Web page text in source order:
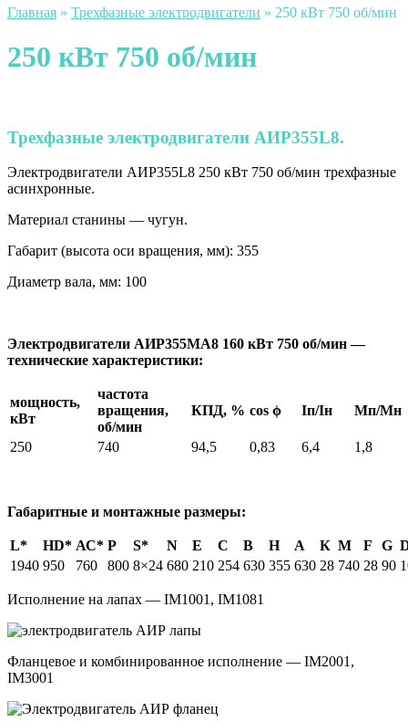
Главная » Трехфазные электродвигатели » 250 кВт 750 об/мин
250 кВт 750 об/мин
Трехфазные электродвигатели АИР355L8.
Электродвигатели АИР355L8 250 кВт 750 об/мин трехфазные
асинхронные.
Материал станины — чугун.
Габарит (высота оси вращения, мм): 355
Диаметр вала, мм: 100
Электродвигатели АИР355MA8 160 кВт 750 об/мин —
технические характеристики:
мощность,
кВт
частота
вращения,
об/мин
КПД, % cos ϕ Iп/Iн Мп/Мн
250 740 94,5 0,83 6,4 1,8
Габаритные и монтажные размеры:
L* HD* АС* Р S* N Е С В Н А К М F G
1940 950 760 800 8×24 680 210 254 630 355 630 28 740 28 90
Исполнение на лапах — IM1001, IM1081
Фланцевое и комбинированное исполнение — IM2001,
IM3001